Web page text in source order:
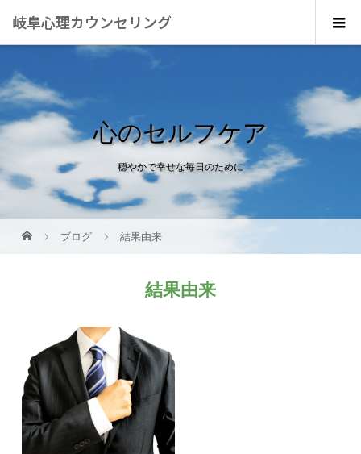
岐阜心理カウンセリング
心のセルフケア
穏やかで幸せな毎日のために
ブログ 結果由来
結果由来